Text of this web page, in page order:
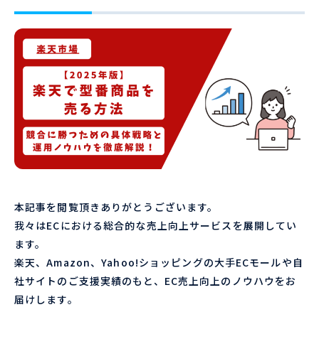
本記事を閲覧頂きありがとうございます。
我々はECにおける総合的な売上向上サービスを展開してい
ます。
楽天、Amazon、Yahoo!ショッピングの大手ECモールや自
社サイトのご支援実績のもと、EC売上向上のノウハウをお
届けします。